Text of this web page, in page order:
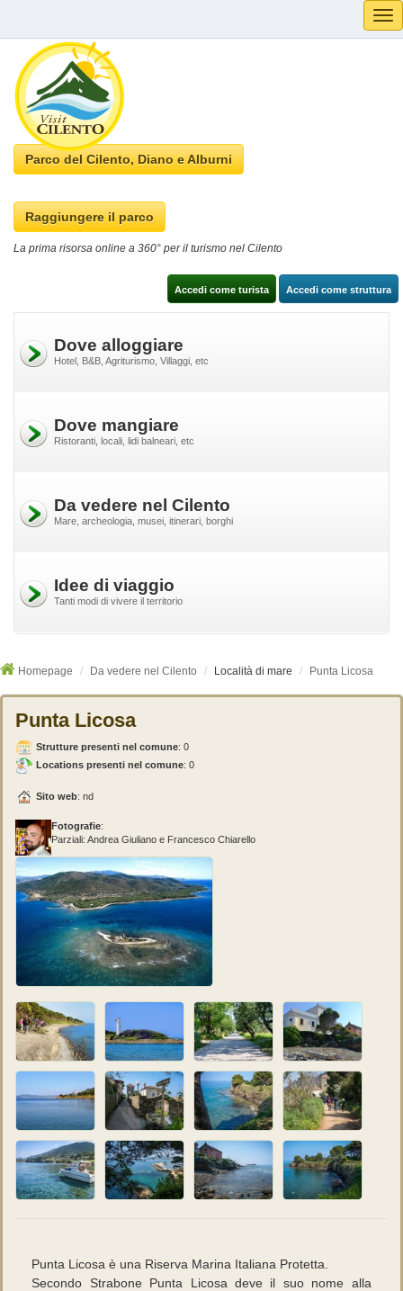
Parco del Cilento, Diano e Alburni
Raggiungere il parco
La prima risorsa online a 360° per il turismo nel Cilento
Accedi come turista Accedi come struttura
Dove alloggiare
Hotel, B&B, Agriturismo, Villaggi, etc
Dove mangiare
Ristoranti, locali, lidi balneari, etc
Da vedere nel Cilento
Mare, archeologia, musei, itinerari, borghi
Idee di viaggio
Tanti modi di vivere il territorio
Homepage Da vedere nel Cilento Località di mare Punta Licosa
Punta Licosa
Strutture presenti nel comune: 0
Locations presenti nel comune: 0
Sito web: nd
Fotografie:
Parziali: Andrea Giuliano e Francesco Chiarello
Punta Licosa è una Riserva Marina Italiana Protetta.
Secondo Strabone Punta Licosa deve il suo nome alla